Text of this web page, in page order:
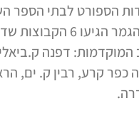
הספורט לבתי הספר
ספר. לשלבי הגמר הגיעו
דפנה
כפר קרע, רבין ק. ים,